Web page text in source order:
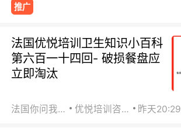
推广
法国优悦培训卫生知识小百科
第六百一十四回- 破损餐盘应
立即淘汰
法国你问我答 优悦培训咨询 昨天20:29